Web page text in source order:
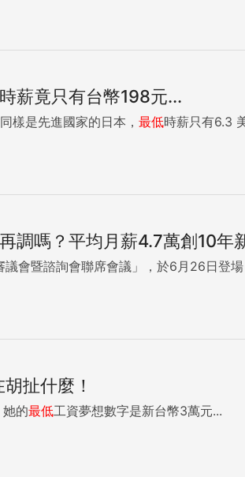
時薪竟只有台幣198元...
樣是先進國家的日本， 最低時薪只有6.3
調嗎？平均月薪4.7萬創10年
議會暨諮詢會聯席會議」，於6月26日登
扯什麼！
她的最低工資夢想數字是新台幣3萬元...